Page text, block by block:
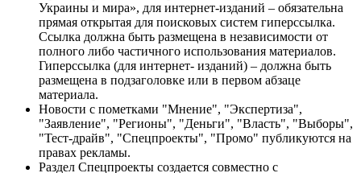
Украины и мира», для интернет-изданий – обязательна
прямая открытая для поисковых систем гиперссылка.
Ссылка должна быть размещена в независимости от
полного либо частичного использования материалов.
Гиперссылка (для интернет- изданий) – должна быть
размещена в подзаголовке или в первом абзаце
материала.
Новости с пометками "Мнение", "Экспертиза",
"Заявление", "Регионы", "Деньги", "Власть", "Выборы",
"Тест-драйв", "Спецпроекты", "Промо" публикуются на
правах рекламы.
Раздел Спецпроекты создается совместно с